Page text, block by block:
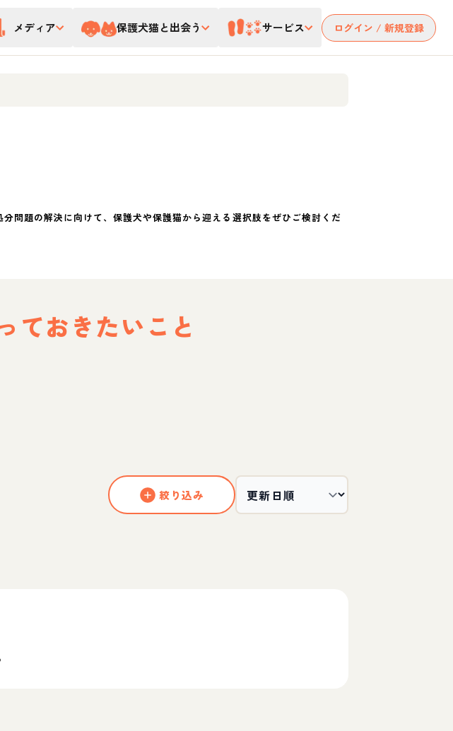
メディア 保護犬猫と出会う サービス ログイン / 新規登録
問題の解決に向けて、保護犬や保護猫から迎える選択肢をぜひご検討くだ
ておきたいこと
絞り込み